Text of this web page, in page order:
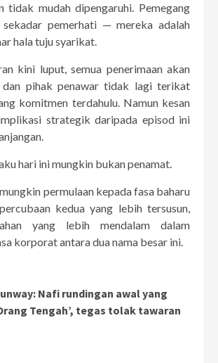
tidak mudah dipengaruhi. Pemegang
sekadar pemerhati — mereka adalah
hala tuju syarikat.
kini luput, semua penerimaan akan
dan pihak penawar tidak lagi terikat
komitmen terdahulu. Namun kesan
strategik daripada episod ini
hari ini mungkin bukan penamat.
permulaan kepada fasa baharu
kedua yang lebih tersusun,
yang lebih mendalam dalam
korporat antara dua nama besar ini.
Nafi rundingan awal yang
Tengah’, tegas tolak tawaran